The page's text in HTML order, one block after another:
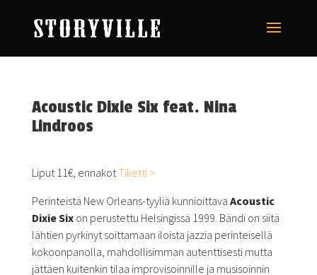
Acoustic Dixie Six feat. Nina
Lindroos
Liput 11€, ennakotTiketti >
Perinteistä New Orleans-tyyliä kunnioittava Acoustic
Dixie Sixon perustettu Helsingissä 1999. Bändi on siitä
lähtien pyrkinyt soittamaan iloista jazzia perinteisellä
kokoonpanolla, mahdollisimman autenttisesti mutta
jättäen kuitenkin tilaa improvisoinnille ja musisoinnin